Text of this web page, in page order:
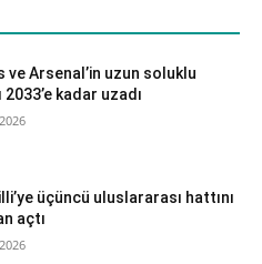
ve Arsenal’in uzun soluklu
2033’e kadar uzadı
üçüncü uluslararası hattını
açtı